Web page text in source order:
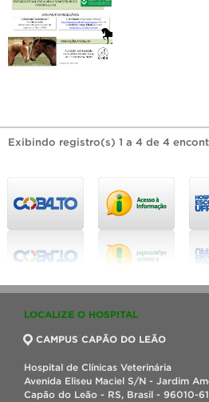
Exibindo registro(s) 1 a 4 de 4
LOCALIZE O HOSPITAL
CAMPUS CAPÃO DO LEÃO
Hospital de Clínicas Veterinária
Avenida Eliseu Maciel S/N - Jardim
Capão do Leão - RS, Brasil - 96010-